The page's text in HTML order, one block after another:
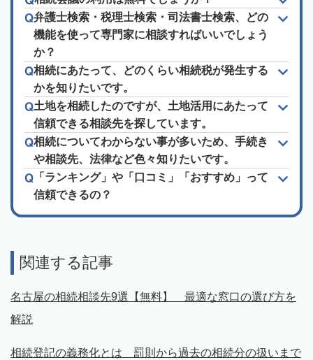
弁護士検索・税理士検索・司法書士検索、どの
機能を使って専門家に相談すればいいでしょう
か？
相続にあたって、どのくらい相続税が発生する
かを知りたいです。
土地を相続したのですが、土地活用にあたって
信頼できる相談先を探しています。
相続についてわからない事が多いため、手続き
や相談先、法律など色々知りたいです。
「ランキング」や「口コミ」「おすすめ」って
信頼できるの？
関連する記事
名古屋の相続相談先9選【無料】 最適な窓口の選び方を
解説
相続登記の義務化とは 罰則から過去の相続分の扱いまで